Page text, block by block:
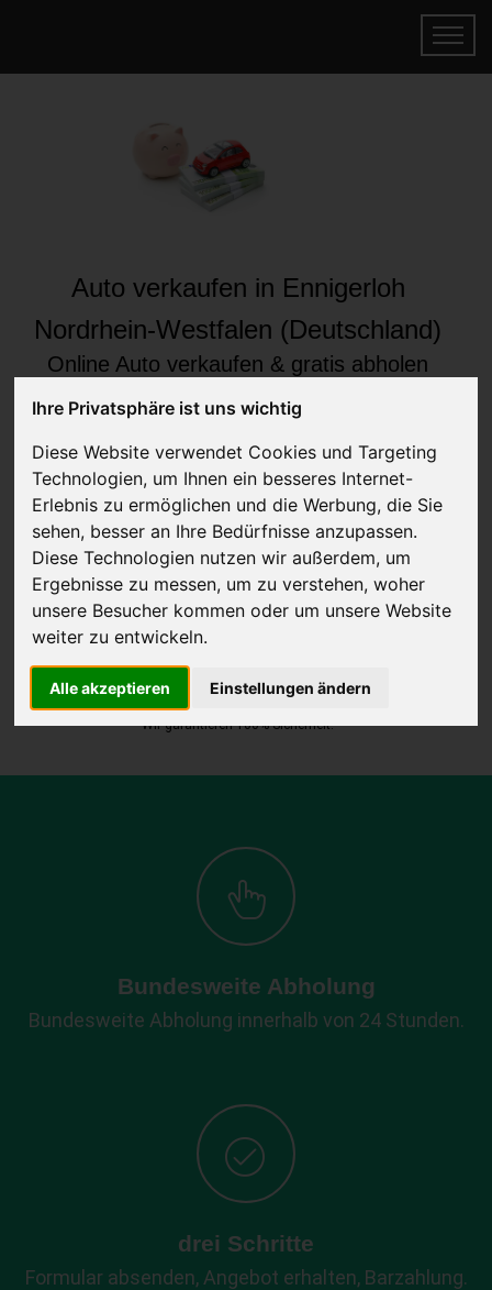
Ihre Privatsphäre ist uns wichtig
Diese Website verwendet Cookies und Targeting
Technologien, um Ihnen ein besseres Internet-
Erlebnis zu ermöglichen und die Werbung, die Sie
sehen, besser an Ihre Bedürfnisse anzupassen.
Diese Technologien nutzen wir außerdem, um
Ergebnisse zu messen, um zu verstehen, woher
unsere Besucher kommen oder um unsere Website
weiter zu entwickeln.
Alle akzeptieren Einstellungen ändern
Auto verkaufen in Ennigerloh
Nordrhein-Westfalen (Deutschland)
Online Auto verkaufen & gratis abholen
Auf Wunsch sofort Geld für Ihr Auto erhalten
JETZT KOSTENLOSE BEWERTUNG
Kostenloses Angebotfür den Ankauf Ihres Autos inklusive der
Abholung, auf Wunsch sofort Geld. Ihre Daten werden nicht mit Dritten
geteilt.
Wir garantieren 100% Sicherheit.
Bundesweite Abholung
Bundesweite Abholung innerhalb von 24 Stunden.
drei Schritte
Formular absenden, Angebot erhalten, Barzahlung.